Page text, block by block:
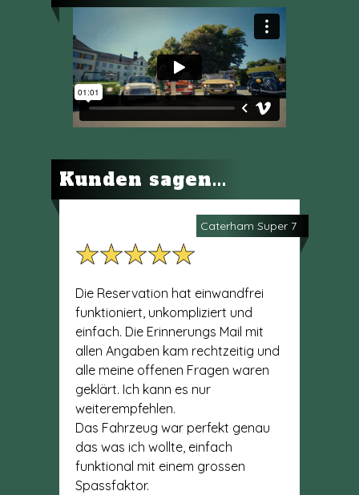
Kunden sagen...
Caterham Super 7
Die Reservation hat einwandfrei
funktioniert, unkompliziert und
einfach. Die Erinnerungs Mail mit
allen Angaben kam rechtzeitig und
alle meine offenen Fragen waren
geklärt. Ich kann es nur
weiterempfehlen.
Das Fahrzeug war perfekt genau
das was ich wollte, einfach
funktional mit einem grossen
Spassfaktor.